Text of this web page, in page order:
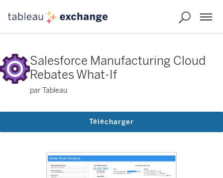
Salesforce Manufacturing Cloud
Rebates What-If
par Tableau
Télécharger